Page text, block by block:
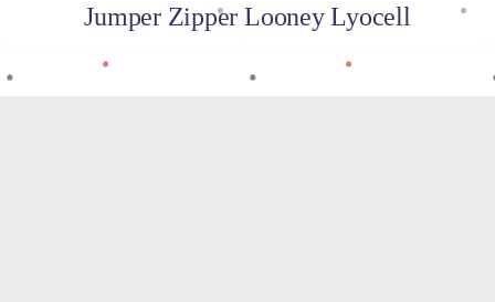
Jumper Zipper Looney Lyocell